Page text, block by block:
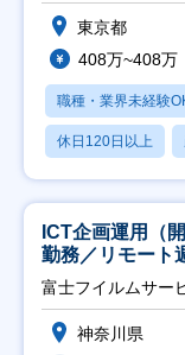
東京都
408万~408万
職種・業界未経験
休日120日以上
ICT企画運用（
勤務／リモート
富士フイルムサー
神奈川県